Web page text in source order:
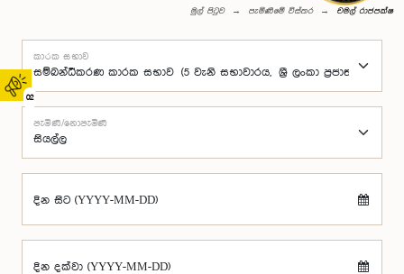
02
මුල් පිටුව පැමිණීමේ විස්තර චමල් රාජපක්ෂ
කාරක සභාව
පැමිණි/නොපැමිණි
දින සිට (YYYY-MM-DD)
දින දක්වා (YYYY-MM-DD)